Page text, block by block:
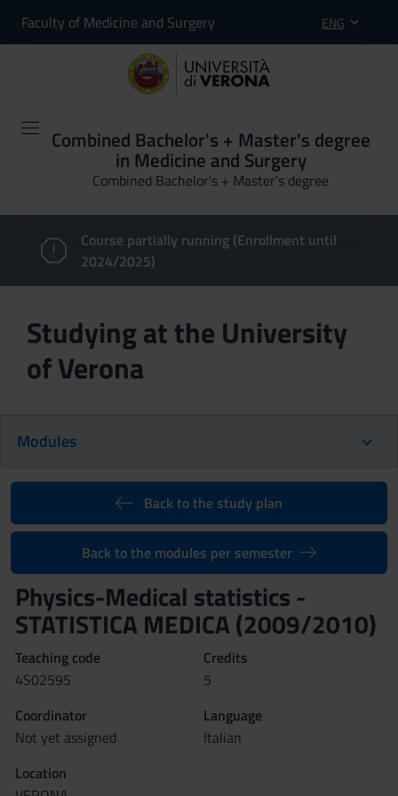
Faculty of Medicine and Surgery ENG
Combined Bachelor's + Master's degree
in Medicine and Surgery
Combined Bachelor's + Master's degree
Course partially running (Enrollment until
2024/2025)
Studying at the University
of Verona
Modules
Back to the study plan
Back to the modules per semester
Physics-Medical statistics -
STATISTICA MEDICA (2009/2010)
Teaching code
4S02595
Credits
5
Coordinator
Not yet assigned
Language
Italian
Location